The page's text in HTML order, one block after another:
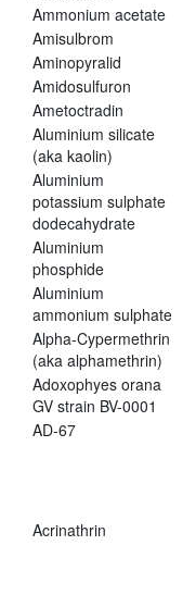
Ammonium acetate
Amisulbrom
Aminopyralid
Amidosulfuron
Ametoctradin
Aluminium silicate
(aka kaolin)
Aluminium
potassium sulphate
dodecahydrate
Aluminium
phosphide
Aluminium
ammonium sulphate
Alpha-Cypermethrin
(aka alphamethrin)
Adoxophyes orana
GV strain BV-0001
AD-67
Acrinathrin